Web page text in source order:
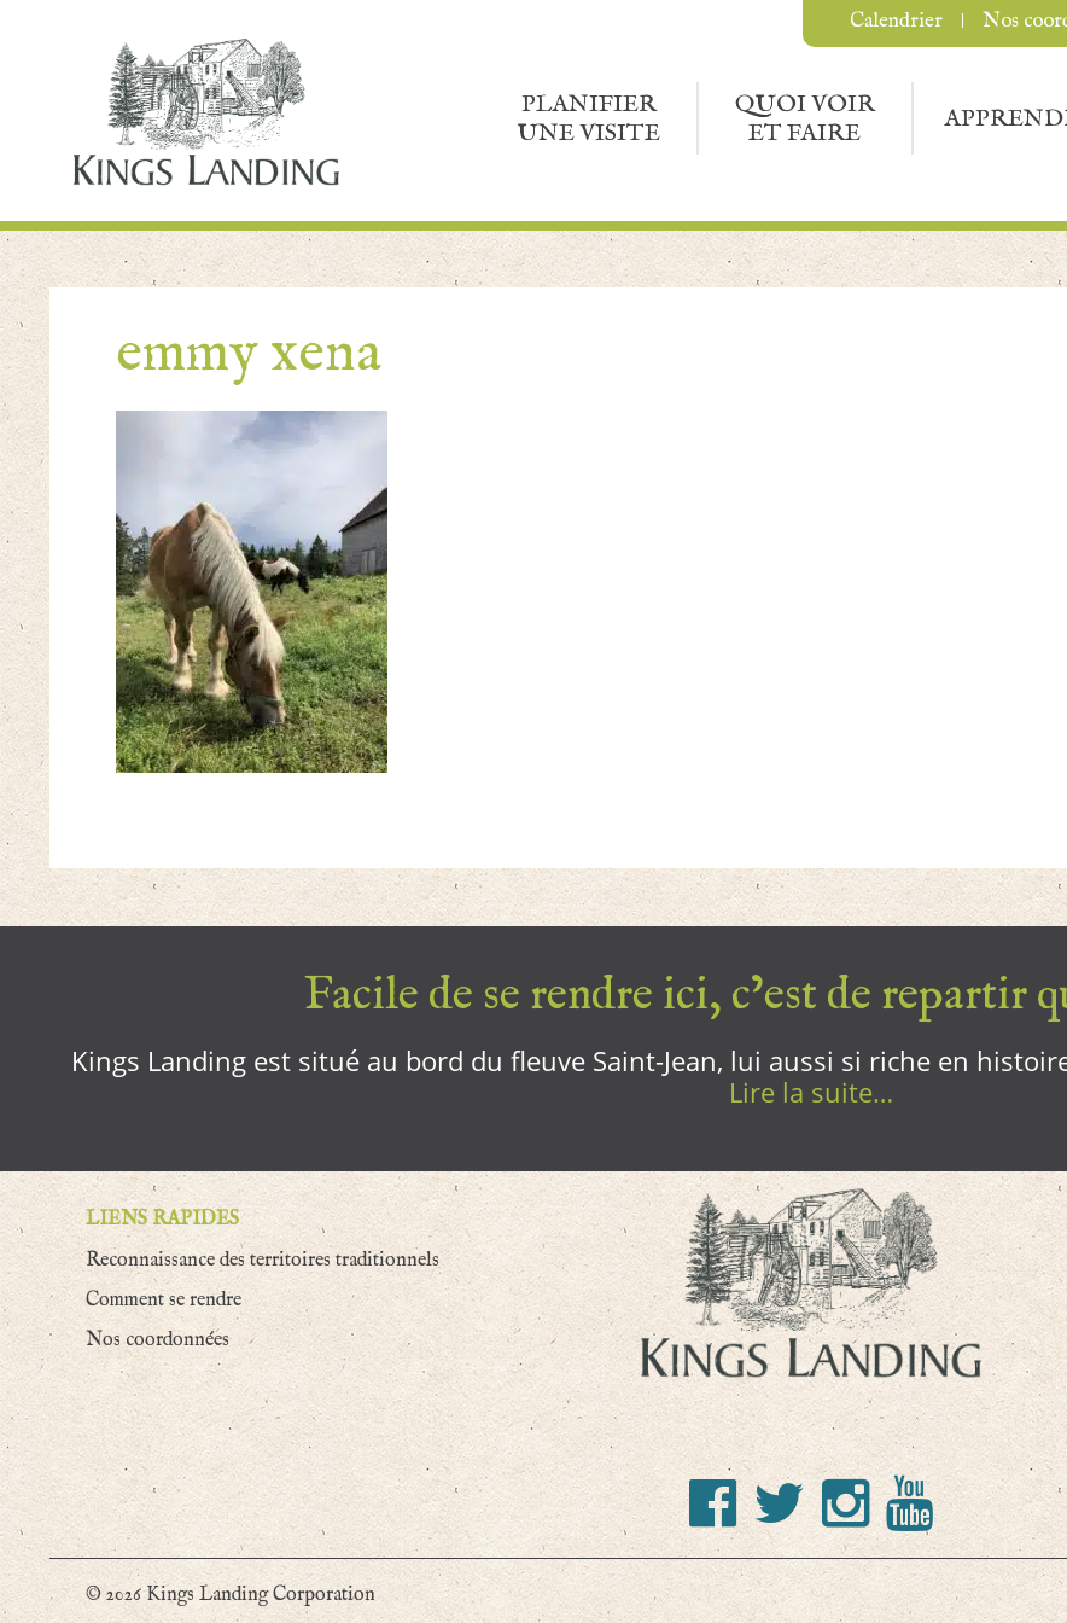
PLANIFIER
UNE VISITE
QUOI VOIR
ET FAIRE
Calendrier Nos
emmy xena
Facile de se rendre ici, c’est de repartir
Kings Landing est situé au bord du fleuve Saint-Jean, lui aussi si riche en
Lire la suite…
LIENS RAPIDES
Reconnaissance des territoires traditionnels
Comment se rendre
Nos coordonnées
© 2026 Kings Landing Corporation